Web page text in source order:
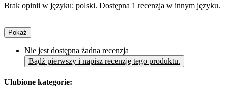
Brak opinii w języku: polski. Dostępna 1 recenzja w innym języku.
Pokaż
Nie jest dostępna żadna recenzja
Bądź pierwszy i napisz recenzję tego produktu.
Ulubione kategorie: